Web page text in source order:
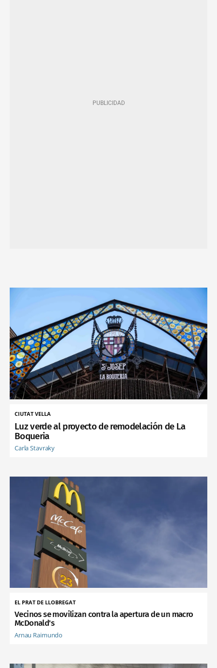
CIUTAT VELLA
Luz verde al proyecto de remodelación de La
Boqueria
Carla Stavraky
EL PRAT DE LLOBREGAT
Vecinos se movilizan contra la apertura de un macro
McDonald's
Arnau Raimundo